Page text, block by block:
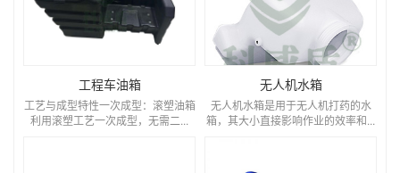
工程车油箱
工艺与成型特性一次成型：滚塑油箱
利用滚塑工艺一次成型，无需二...
无人机水箱
无人机水箱是用于无人机打药的水
箱，其大小直接影响作业的效率和...